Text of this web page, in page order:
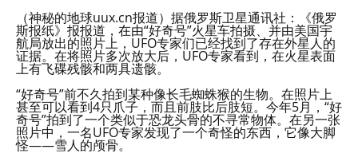
（神秘的地球uux.cn报道）据俄罗斯卫星通讯社：《俄罗
斯报纸》报报道，在由“好奇号”火星车拍摄、并由美国宇
航局放出的照片上，UFO专家们已经找到了存在外星人的
证据。在将照片多次放大后，UFO专家看到，在火星表面
上有飞碟残骸和两具遗骸。
“好奇号”前不久拍到某种像长毛蜘蛛猴的生物。在照片上
甚至可以看到4只爪子，而且前肢比后肢短。今年5月，“好
奇号”拍到了一个类似于恐龙头骨的不寻常物体。在另一张
照片中，一名UFO专家发现了一个奇怪的东西，它像大脚
怪——雪人的颅骨。